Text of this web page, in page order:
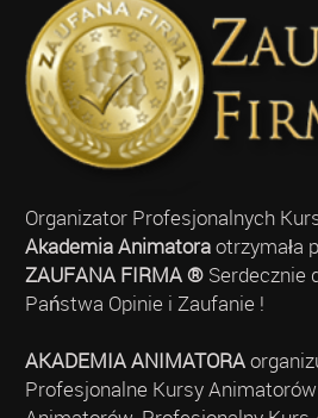
Organizator Profesjonalnych
Akademia Animatoraotrzymała
ZAUFANA FIRMA ®Serdecznie
Państwa Opinie i Zaufanie !
AKADEMIA ANIMATORA
Profesjonalne Kursy